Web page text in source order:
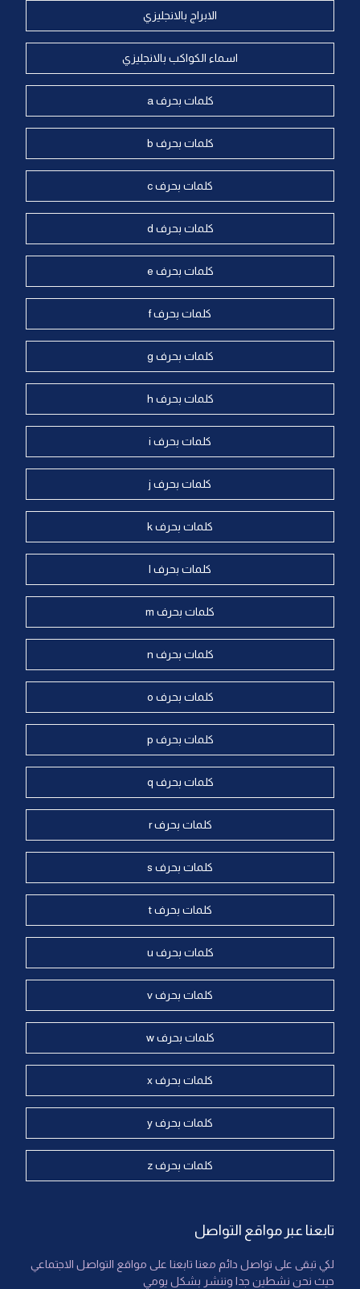
الابراج بالانجليزي
اسماء الكواكب بالانجليزي
كلمات بحرف a
كلمات بحرف b
كلمات بحرف c
كلمات بحرف d
كلمات بحرف e
كلمات بحرف f
كلمات بحرف g
كلمات بحرف h
كلمات بحرف i
كلمات بحرف j
كلمات بحرف k
كلمات بحرف l
كلمات بحرف m
كلمات بحرف n
كلمات بحرف o
كلمات بحرف p
كلمات بحرف q
كلمات بحرف r
كلمات بحرف s
كلمات بحرف t
كلمات بحرف u
كلمات بحرف v
كلمات بحرف w
كلمات بحرف x
كلمات بحرف y
كلمات بحرف z
تابعنا عبر مواقع التواصل
لكي تبقى على تواصل دائم معنا تابعنا على مواقع التواصل الاجتماعي
حيث نحن نشطين جدا وننشر بشكل يومي